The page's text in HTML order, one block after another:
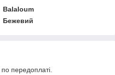
Balaloum
Бежевий
передоплаті.